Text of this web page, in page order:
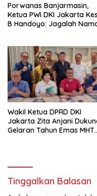
Porwanas Banjarmasin,
Ketua PWI DKI Jakarta
B Handoyo: Jagalah
Wakil Ketua DPRD DKI
Jakarta Zita Anjani
Gelaran Tahun Emas MHT
Tinggalkan Balasan